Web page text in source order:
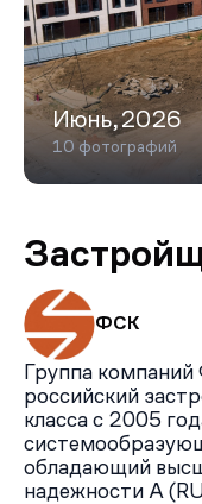
собственным
каток. У пруда
протяжённостью
ручьём.
спортивные
небом, а также
тематические
корабельными
электричество (до
канализация и газ.
ширококанальной
Июнь,2026
10 фотографий
ФСК
Группа
российский
класса с 2005
обладающий
надежности А